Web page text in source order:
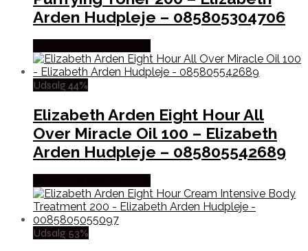
Arden Hudpleje – 085805304706
Udsalg 44%
Elizabeth Arden Eight Hour All
Over Miracle Oil 100 – Elizabeth
Arden Hudpleje – 085805542689
Udsalg 53%